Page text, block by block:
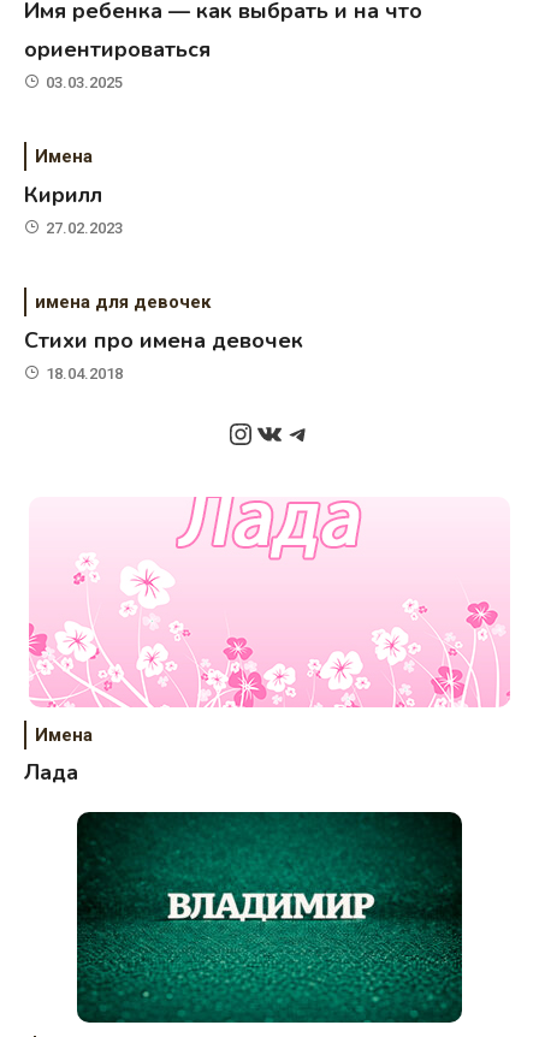
Имя ребенка — как выбрать и на что
ориентироваться
03.03.2025
Имена
Кирилл
27.02.2023
имена для девочек
Стихи про имена девочек
18.04.2018
Instagram
ВКонтакте
Telegram
Имена
Лада